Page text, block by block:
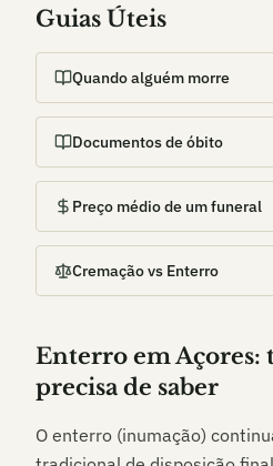
Guias Úteis
Quando alguém morre
Documentos de óbito
Preço médio de um funeral
Cremação vs Enterro
Enterro emAçores:
precisa de saber
O enterro (inumação)